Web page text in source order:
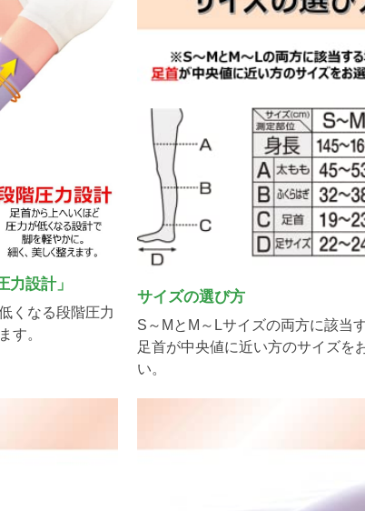
設計」
くなる段階圧力
す。
サイズの選び方
S～MとM～Lサイズの両方に該当
足首が中央値に近い方のサイズを
い。